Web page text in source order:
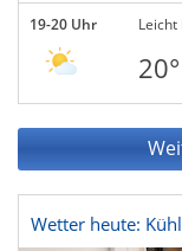
19-20 Uhr Leicht
20°
Wetter heute: